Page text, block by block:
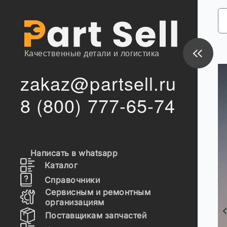
Качественные детали и логистика
zakaz@partsell.ru
8 (800) 777-65-74
Написать в whatsapp
Каталог
Справочники
Сервисным и ремонтным
организациям
Поставщикам запчастей
склада
цена/срок